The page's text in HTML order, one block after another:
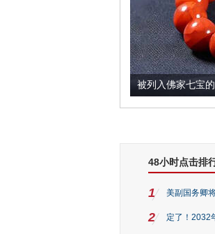
被列入佛家七宝
48小时点击排
1 美副国务卿
2 定了！2032